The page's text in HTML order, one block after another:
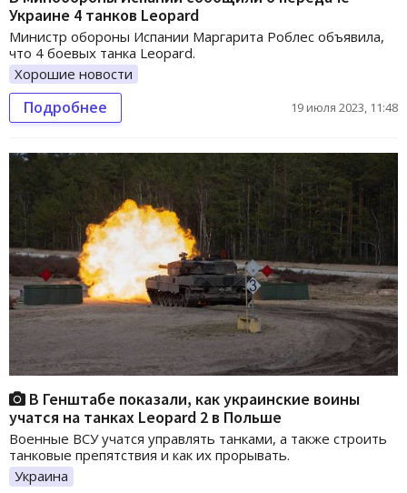
Украине 4 танков Leopard
Министр обороны Испании Маргарита Роблес объявила,
что 4 боевых танка Leopard.
Хорошие новости
Подробнее 19 июля 2023, 11:48
В Генштабе показали, как украинские воины
учатся на танках Leopard 2 в Польше
Военные ВСУ учатся управлять танками, а также строить
танковые препятствия и как их прорывать.
Украина